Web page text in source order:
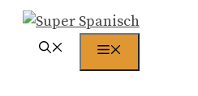
Zum
Inhalt